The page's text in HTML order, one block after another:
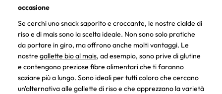
occasione
Se cerchi uno snack saporito e croccante, le nostre cialde di
riso e di mais sono la scelta ideale. Non sono solo pratiche
da portare in giro, ma offrono anche molti vantaggi. Le
nostre gallette bio al mais, ad esempio, sono prive di glutine
e contengono preziose fibre alimentari che ti faranno
saziare più a lungo. Sono ideali per tutti coloro che cercano
un'alternativa alle gallette di riso e che apprezzano la varietà